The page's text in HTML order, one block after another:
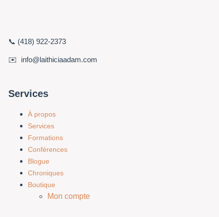
📞 (418) 922-2373
✉️ info@laithiciaadam.com
Services
À propos
Services
Formations
Conférences
Blogue
Chroniques
Boutique
Mon compte